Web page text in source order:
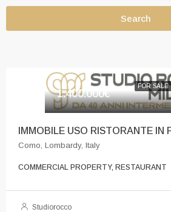
Search
FOR SALE
1.400.000€
Como, Lombardy, Italy
COMMERCIAL PROPERTY, RESTAURANT
Studiorocco